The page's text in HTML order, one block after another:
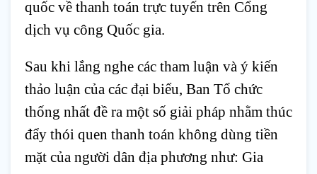
quốc về thanh toán trực tuyến trên Cổng
dịch vụ công Quốc gia.
Sau khi lắng nghe các tham luận và ý kiến
thảo luận của các đại biểu, Ban Tổ chức
thống nhất đề ra một số giải pháp nhằm thúc
đẩy thói quen thanh toán không dùng tiền
mặt của người dân địa phương như: Gia